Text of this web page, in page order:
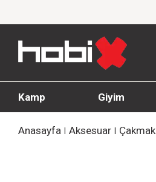
Kamp Giyim
Anasayfa Aksesuar Çakmak